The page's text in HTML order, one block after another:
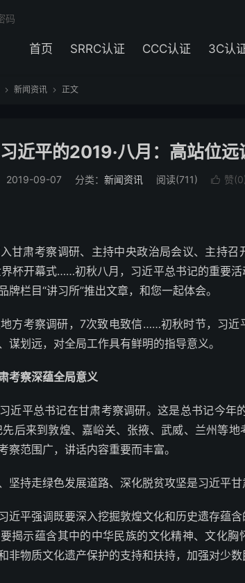
首页 SRRC认证 CCC认证 3C认
码
 新闻资讯  正文
习近平的2019·八月：高站位远
2019-09-07 分类： 新闻资讯 阅读(711)  赞(0
肃考察调研、主持中央政治局会议、主持召
杯开幕式……初秋八月，习近平总书记的重要
栏目“讲习所”推出文章，和您一起体会。
考察调研，7次致电致信……初秋时节，习近
谋划远，对全局工作具有鲜明的指导意义。
考察深蕴全局意义
平总书记在甘肃考察调研。这是总书记今年
后来到敦煌、嘉峪关、张掖、武威、兰州等地
察范围广，讲话内容重要而丰富。
持走绿色发展道路、深化脱贫攻坚是习近平甘
平强调既要深入挖掘敦煌文化和历史遗存蕴含
揭示蕴含其中的中华民族的文化精神、文化胸
非物质文化遗产保护的支持和扶持，加强对少